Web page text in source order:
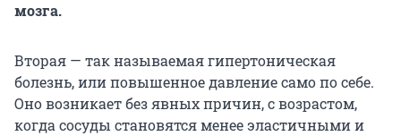
мозга.
Вторая — так называемая гипертоническая
болезнь, или повышенное давление само по себе.
Оно возникает без явных причин, с возрастом,
когда сосуды становятся менее эластичными и